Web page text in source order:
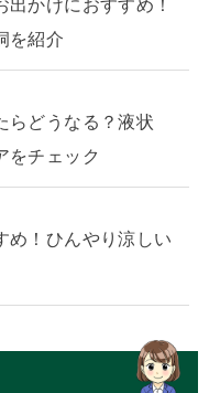
を紹介
らどうなる？液状
をチェック
め！ひんやり涼しい